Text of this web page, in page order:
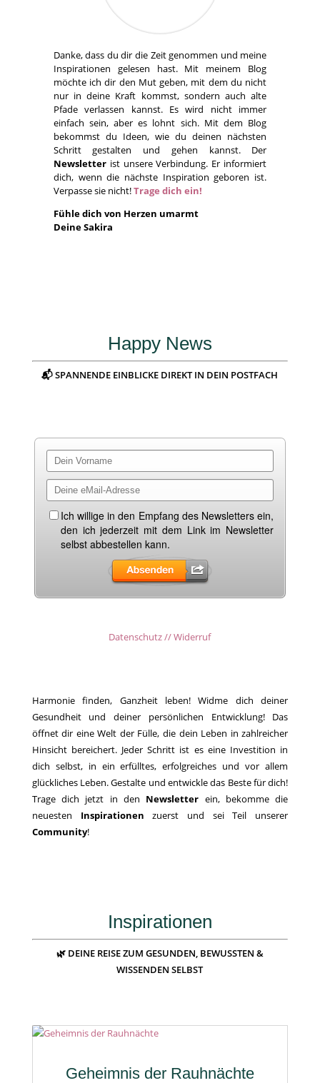
Danke, dass du dir die Zeit genommen und meine
Inspirationen gelesen hast. Mit meinem Blog
möchte ich dir den Mut geben, mit dem du nicht
nur in deine Kraft kommst, sondern auch alte
Pfade verlassen kannst. Es wird nicht immer
einfach sein, aber es lohnt sich. Mit dem Blog
bekommst du Ideen, wie du deinen nächsten
Schritt gestalten und gehen kannst. Der
Newsletterist unsere Verbindung. Er informiert
dich, wenn die nächste Inspiration geboren ist.
Verpasse sie nicht!Trage dich ein!
Fühle dich von Herzen umarmt
Deine Sakira
Happy News
📬 SPANNENDE EINBLICKE DIREKT IN DEIN POSTFACH
Datenschutz // Widerruf
Harmonie finden, Ganzheit leben! Widme dich deiner
Gesundheit und deiner persönlichen Entwicklung! Das
öffnet dir eine Welt der Fülle, die dein Leben in zahlreicher
Hinsicht bereichert. Jeder Schritt ist es eine Investition in
dich selbst, in ein erfülltes, erfolgreiches und vor allem
glückliches Leben. Gestalte und entwickle das Beste für dich!
Trage dich jetzt in den Newsletter ein, bekomme die
neuesten Inspirationen zuerst und sei Teil unserer
Community!
Inspirationen
🌿 DEINE REISE ZUM GESUNDEN, BEWUSSTEN &
WISSENDEN SELBST
Geheimnis der Rauhnächte